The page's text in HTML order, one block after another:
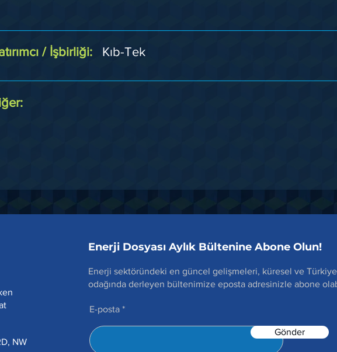
Kıb-Tek
/ İşbirliği:
NW
Enerji Dosyası Aylık Bültenine Abone Olun!
Enerji sektöründeki en güncel gelişmeleri, küresel ve Türkiye
odağında derleyen bültenimize eposta adresinizle abone
E-posta
Gönder